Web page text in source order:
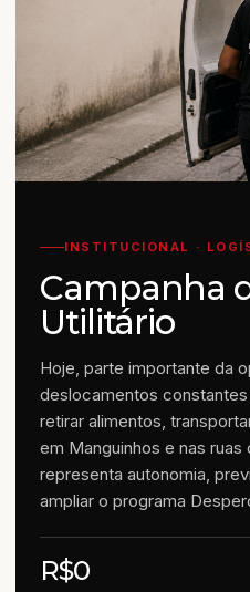
INSTITUCIONAL ·
Campanha
Utilitário
Hoje, parte importante da
deslocamentos
retirar alimentos,
em Manguinhos e nas
representa autonomia,
ampliar o programa
R$0